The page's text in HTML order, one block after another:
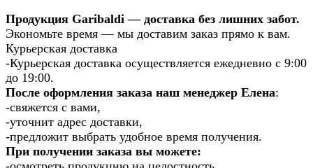
Продукция Garibaldi — доставка без лишних забот.
Экономьте время — мы доставим заказ прямо к вам.
Курьерская доставка
-Курьерская доставка осуществляется ежедневно с 9:00
до 19:00.
После оформления заказа наш менеджер Елена:
-свяжется с вами,
-уточнит адрес доставки,
-предложит выбрать удобное время получения.
При получении заказа вы можете: